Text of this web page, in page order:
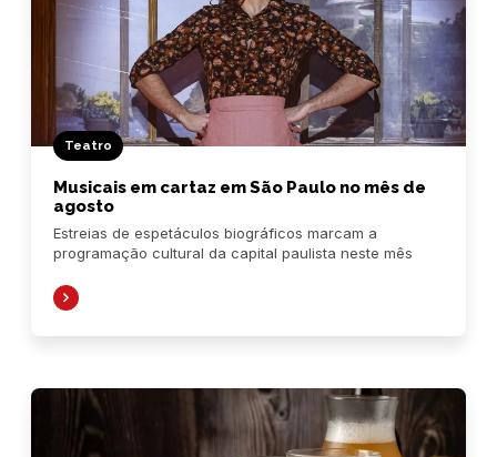
Teatro
Musicais em cartaz em São Paulo no mês de
agosto
Estreias de espetáculos biográficos marcam a
programação cultural da capital paulista neste mês